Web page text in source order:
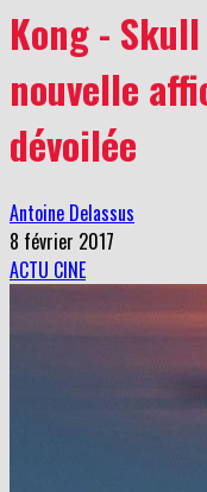
Kong -
nouvelle
dévoilée
Antoine Delassus
8 février 2017
ACTU CINE